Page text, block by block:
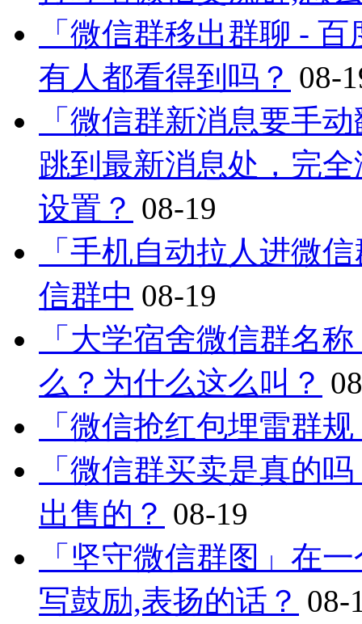
「微信群移出群聊 -
有人都看得到吗？ 08-
「微信群新消息要手
跳到最新消息处，完
设置？ 08-19
「手机自动拉人进微
信群中 08-19
「大学宿舍微信群名
么？为什么这么叫？
「微信抢红包埋雷群
「微信群买卖是真的
出售的？ 08-19
「坚守微信群图」在
写鼓励,表扬的话？ 08-